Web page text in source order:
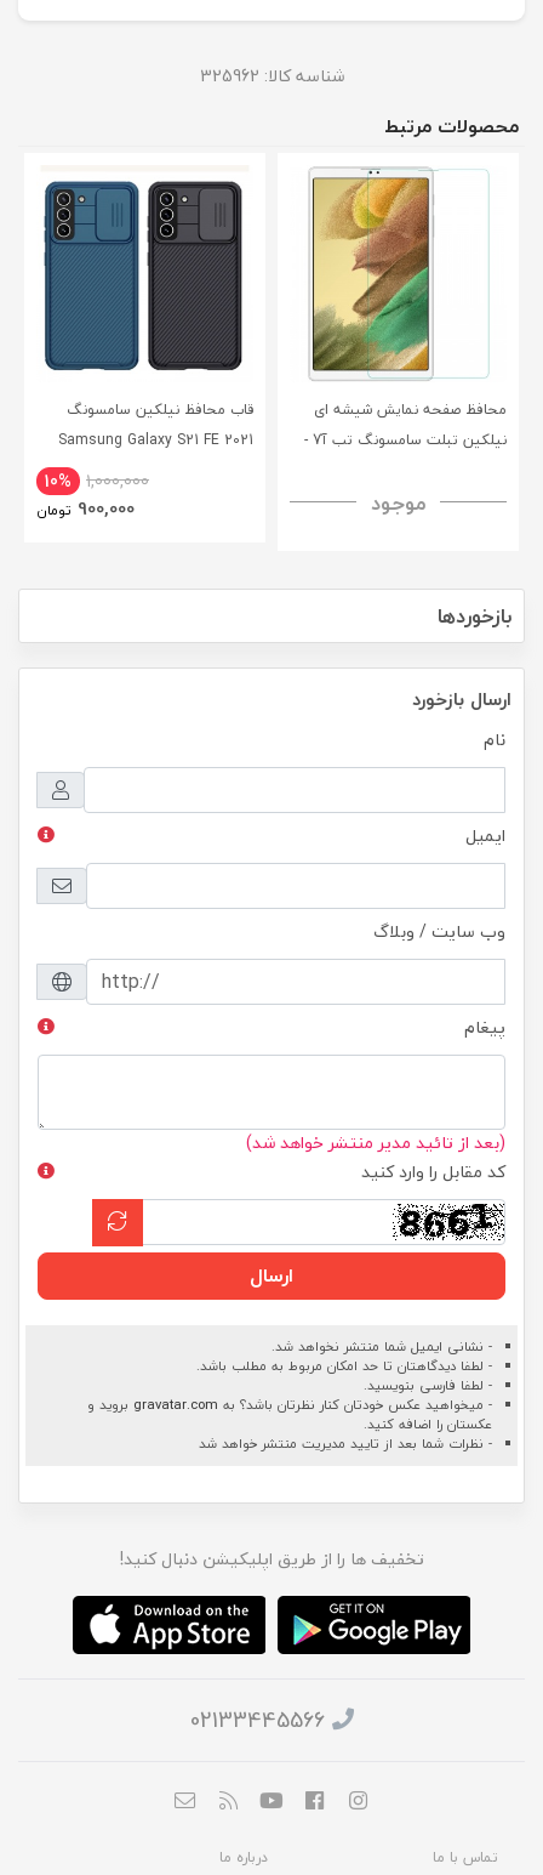
شناسه کالا: 325962
محصولات مرتبط
محافظ صفحه نمایش شیشه ای
نیلکین تبلت سامسونگ تب آ7 -
H+ Anti-explosion Tempered
موجود
قاب محافظ نیلکین سامسونگ
Samsung Galaxy S21 FE 2021
10% 1,000,000
900,000 تومان
بازخوردها
ارسال بازخورد
نام
ایمیل
وب سایت / وبلاگ
پیغام
(بعد از تائید مدیر منتشر خواهد شد)
کد مقابل را وارد کنید
ارسال
- نشانی ایمیل شما منتشر نخواهد شد.
- لطفا دیدگاهتان تا حد امکان مربوط به مطلب باشد.
- لطفا فارسی بنویسید.
- میخواهید عکس خودتان کنار نظرتان باشد؟ به gravatar.com بروید و
عکستان را اضافه کنید.
- نظرات شما بعد از تایید مدیریت منتشر خواهد شد
تخفیف ها را از طریق اپلیکیشن دنبال کنید!
02133445566
تماس با ما درباره ما